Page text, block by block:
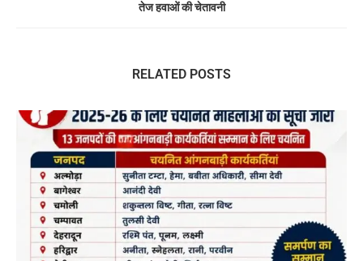
तेज हवाओं की चेतावनी
RELATED POSTS